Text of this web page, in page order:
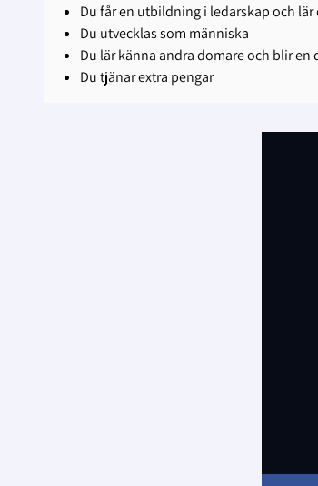
Du får en utbildning i ledarskap och lär
Du utvecklas som människa
Du lär känna andra domare och blir en
Du tjänar extra pengar